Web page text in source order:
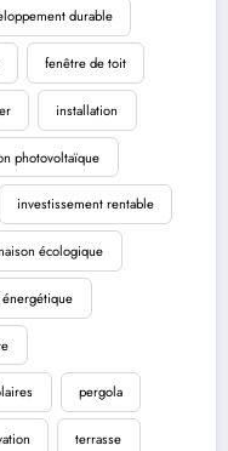
durable
fenêtre de toit
installation
photovoltaïque
investissement rentable
écologique
pergola
terrasse